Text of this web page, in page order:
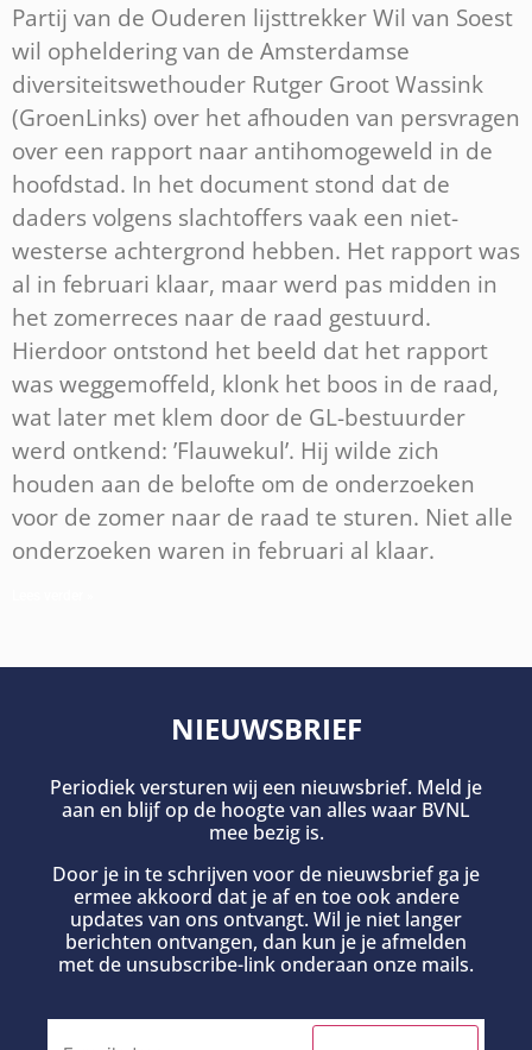
Partij van de Ouderen lijsttrekker Wil van Soest
wil opheldering van de Amsterdamse
diversiteitswethouder Rutger Groot Wassink
(GroenLinks) over het afhouden van persvragen
over een rapport naar antihomogeweld in de
hoofdstad. In het document stond dat de
daders volgens slachtoffers vaak een niet-
westerse achtergrond hebben. Het rapport was
al in februari klaar, maar werd pas midden in
het zomerreces naar de raad gestuurd.
Hierdoor ontstond het beeld dat het rapport
was weggemoffeld, klonk het boos in de raad,
wat later met klem door de GL-bestuurder
werd ontkend: ’Flauwekul’. Hij wilde zich
houden aan de belofte om de onderzoeken
voor de zomer naar de raad te sturen. Niet alle
onderzoeken waren in februari al klaar.
NIEUWSBRIEF
Periodiek versturen wij een nieuwsbrief. Meld je
aan en blijf op de hoogte van alles waar BVNL
mee bezig is.
Door je in te schrijven voor de nieuwsbrief ga je
ermee akkoord dat je af en toe ook andere
updates van ons ontvangt. Wil je niet langer
berichten ontvangen, dan kun je je afmelden
met de unsubscribe-link onderaan onze mails.